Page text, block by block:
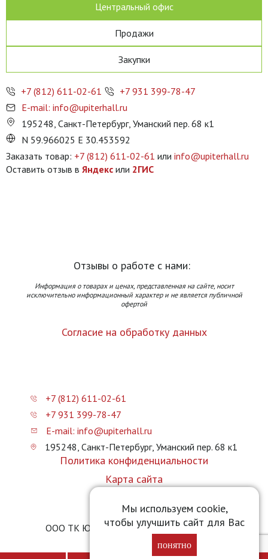
Мы используем cookie,
чтобы улучшить сайт для Вас
понятно
Центральный офис
Продажи
Закупки
+7 (812) 611-02-61
+7 931 399-78-47
E-mail: info@upiterhall.ru
195248, Санкт-Петербург, Уманский пер. 68 к1
N 59.966025 E 30.453592
Заказать товар: +7 (812) 611-02-61 или info@upiterhall.ru
Оставить отзыв в Яндекс или 2ГИС
Отзывы о работе с нами:
Информация о товарах и ценах, представленная на сайте, носит
исключительно информационный характер и не является публичной
офертой
Согласие на обработку данных
+7 (812) 611-02-61
+7 931 399-78-47
E-mail: info@upiterhall.ru
195248, Санкт-Петербург, Уманский пер. 68 к1
Политика конфиденциальности
Карта сайта
ООО ТК Юпитер Холл © 2026 upiterhall.ru